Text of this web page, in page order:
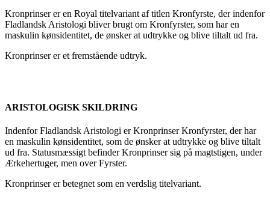
Kronprinser er en Royal titelvariant af titlen Kronfyrste, der indenfor
Fladlandsk Aristologi bliver brugt om Kronfyrster, som har en
maskulin kønsidentitet, de ønsker at udtrykke og blive tiltalt ud fra.
Kronprinser er et fremstående udtryk.
ARISTOLOGISK SKILDRING
Indenfor Fladlandsk Aristologi er Kronprinser Kronfyrster, der har
en maskulin kønsidentitet, som de ønsker at udtrykke og blive tiltalt
ud fra. Statusmæssigt befinder Kronprinser sig på magtstigen, under
Ærkehertuger, men over Fyrster.
Kronprinser er betegnet som en verdslig titelvariant.